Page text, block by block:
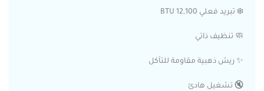
❄️ تبريد فعلي 12,100 BTU
🧼 تنظيف ذاتي
✨ ريش ذهبية مقاومة للتآكل
🔇 تشغيل هادئ